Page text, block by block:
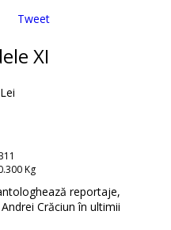
XI
Kg
reportaje,
Crăciun în ultimii
Tweet